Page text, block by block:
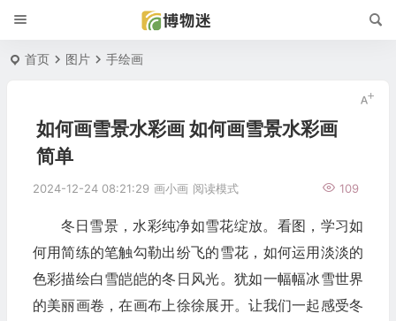
首页 图片 手绘画
如何画雪景水彩画 如何画雪景水彩画
简单
2024-12-24 08:21:29 画小画 109
阅读模式
冬日雪景，水彩纯净如雪花绽放。看图，学习如
何用简练的笔触勾勒出纷飞的雪花，如何运用淡淡的
色彩描绘白雪皑皑的冬日风光。犹如一幅幅冰雪世界
的美丽画卷，在画布上徐徐展开。让我们一起感受冬